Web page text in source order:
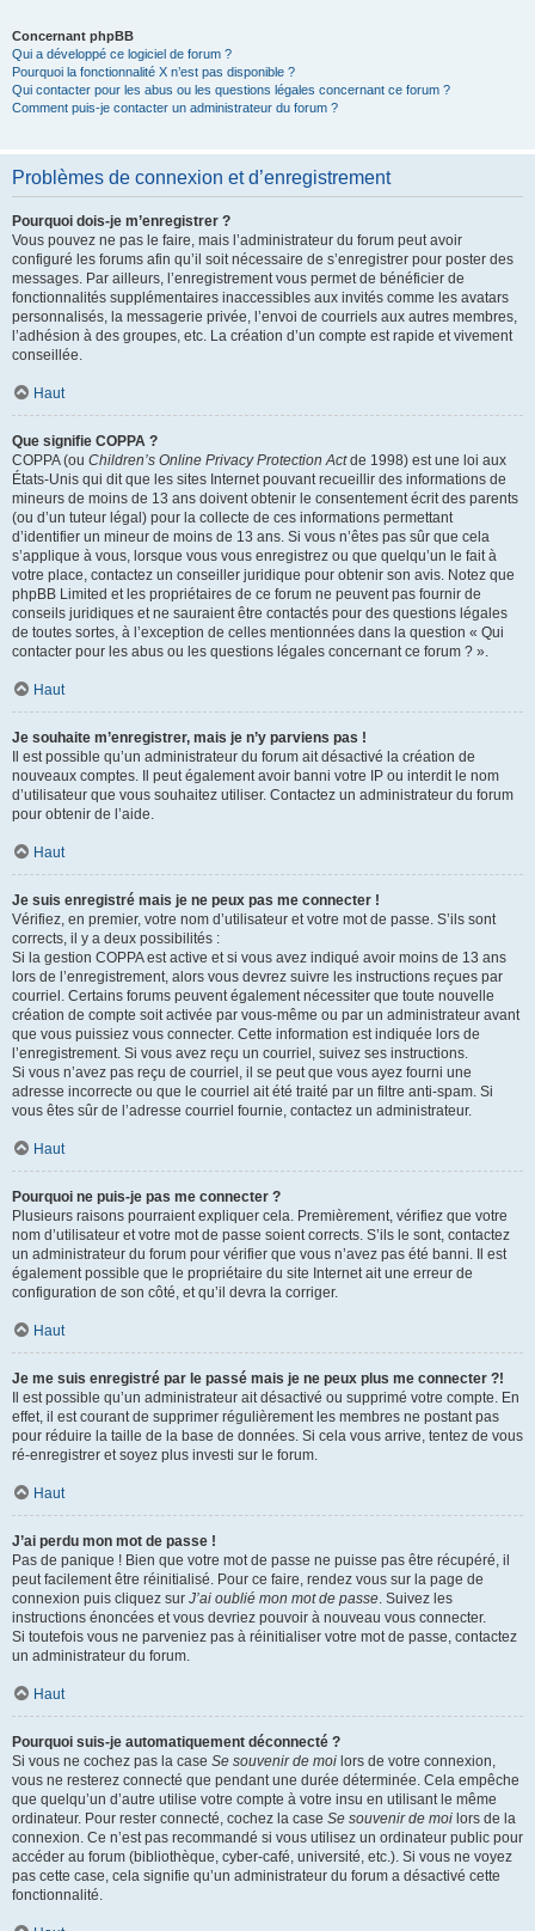
Concernant phpBB
Qui a développé ce logiciel de forum ?
Pourquoi la fonctionnalité X n’est pas disponible ?
Qui contacter pour les abus ou les questions légales concernant ce forum ?
Comment puis-je contacter un administrateur du forum ?
Problèmes de connexion et d’enregistrement
Pourquoi dois-je m’enregistrer ?
Vous pouvez ne pas le faire, mais l’administrateur du forum peut avoir
configuré les forums afin qu’il soit nécessaire de s’enregistrer pour poster des
messages. Par ailleurs, l’enregistrement vous permet de bénéficier de
fonctionnalités supplémentaires inaccessibles aux invités comme les avatars
personnalisés, la messagerie privée, l’envoi de courriels aux autres membres,
l’adhésion à des groupes, etc. La création d’un compte est rapide et vivement
conseillée.
Haut
Que signifie COPPA ?
COPPA (ou Children’s Online Privacy Protection Actde 1998) est une loi aux
États-Unis qui dit que les sites Internet pouvant recueillir des informations de
mineurs de moins de 13 ans doivent obtenir le consentement écrit des parents
(ou d’un tuteur légal) pour la collecte de ces informations permettant
d’identifier un mineur de moins de 13 ans. Si vous n’êtes pas sûr que cela
s’applique à vous, lorsque vous vous enregistrez ou que quelqu’un le fait à
votre place, contactez un conseiller juridique pour obtenir son avis. Notez que
phpBB Limited et les propriétaires de ce forum ne peuvent pas fournir de
conseils juridiques et ne sauraient être contactés pour des questions légales
de toutes sortes, à l’exception de celles mentionnées dans la question « Qui
contacter pour les abus ou les questions légales concernant ce forum ? ».
Haut
Je souhaite m’enregistrer, mais je n’y parviens pas !
Il est possible qu’un administrateur du forum ait désactivé la création de
nouveaux comptes. Il peut également avoir banni votre IP ou interdit le nom
d’utilisateur que vous souhaitez utiliser. Contactez un administrateur du forum
pour obtenir de l’aide.
Haut
Je suis enregistré mais je ne peux pas me connecter !
Vérifiez, en premier, votre nom d’utilisateur et votre mot de passe. S’ils sont
corrects, il y a deux possibilités :
Si la gestion COPPA est active et si vous avez indiqué avoir moins de 13 ans
lors de l’enregistrement, alors vous devrez suivre les instructions reçues par
courriel. Certains forums peuvent également nécessiter que toute nouvelle
création de compte soit activée par vous-même ou par un administrateur avant
que vous puissiez vous connecter. Cette information est indiquée lors de
l’enregistrement. Si vous avez reçu un courriel, suivez ses instructions.
Si vous n’avez pas reçu de courriel, il se peut que vous ayez fourni une
adresse incorrecte ou que le courriel ait été traité par un filtre anti-spam. Si
vous êtes sûr de l’adresse courriel fournie, contactez un administrateur.
Haut
Pourquoi ne puis-je pas me connecter ?
Plusieurs raisons pourraient expliquer cela. Premièrement, vérifiez que votre
nom d’utilisateur et votre mot de passe soient corrects. S’ils le sont, contactez
un administrateur du forum pour vérifier que vous n’avez pas été banni. Il est
également possible que le propriétaire du site Internet ait une erreur de
configuration de son côté, et qu’il devra la corriger.
Haut
Je me suis enregistré par le passé mais je ne peux plus me connecter ?!
Il est possible qu’un administrateur ait désactivé ou supprimé votre compte. En
effet, il est courant de supprimer régulièrement les membres ne postant pas
pour réduire la taille de la base de données. Si cela vous arrive, tentez de vous
ré-enregistrer et soyez plus investi sur le forum.
Haut
J’ai perdu mon mot de passe !
Pas de panique ! Bien que votre mot de passe ne puisse pas être récupéré, il
peut facilement être réinitialisé. Pour ce faire, rendez vous sur la page de
connexion puis cliquez sur J’ai oublié mon mot de passe. Suivez les
instructions énoncées et vous devriez pouvoir à nouveau vous connecter.
Si toutefois vous ne parveniez pas à réinitialiser votre mot de passe, contactez
un administrateur du forum.
Haut
Pourquoi suis-je automatiquement déconnecté ?
Si vous ne cochez pas la case Se souvenir de moi lors de votre connexion,
vous ne resterez connecté que pendant une durée déterminée. Cela empêche
que quelqu’un d’autre utilise votre compte à votre insu en utilisant le même
ordinateur. Pour rester connecté, cochez la case Se souvenir de moi lors de la
connexion. Ce n’est pas recommandé si vous utilisez un ordinateur public pour
accéder au forum (bibliothèque, cyber-café, université, etc.). Si vous ne voyez
pas cette case, cela signifie qu’un administrateur du forum a désactivé cette
fonctionnalité.